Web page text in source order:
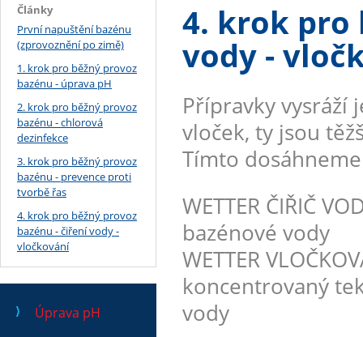
Články
První napuštění bazénu
(zprovoznění po zimě)
1. krok pro běžný provoz
bazénu - úprava pH
2. krok pro běžný provoz
bazénu - chlorová
dezinfekce
3. krok pro běžný provoz
bazénu - prevence proti
tvorbě řas
4. krok pro běžný provoz
bazénu - čiření vody -
vločkování
Úprava pH
4. krok pro
vody -
Přípravky vysráží
vloček, ty jsou
Tímto
WETTER ČIŘIČ
bazénové vody
WETTER
koncentrovaný
vody